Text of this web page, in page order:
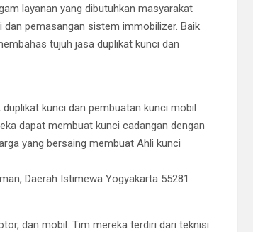
layanan yang dibutuhkan masyarakat
dan pemasangan sistem immobilizer. Baik
tujuh jasa duplikat kunci dan
kunci dan pembuatan kunci mobil
dapat membuat kunci cadangan dengan
yang bersaing membuat Ahli kunci
Daerah Istimewa Yogyakarta 55281
dan mobil. Tim mereka terdiri dari teknisi